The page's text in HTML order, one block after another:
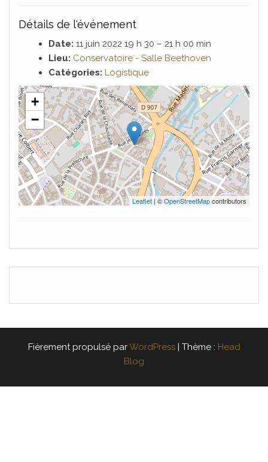
Détails de l'événement
Date: 11 juin 2022 19 h 30 – 21 h 00 min
Lieu: Conservatoire - Salle Beethoven
Catégories: Logistique
+
−
Leaflet| ©OpenStreetMapcontributors
Fièrement propulsé parWordPress | Thème : Head
Blog